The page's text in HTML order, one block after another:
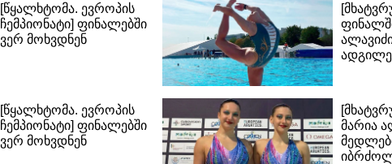
[წყალხტომა. ევროპის
ჩემპიონატი] ფინალებში
ვერ მოხვდნენ
[წყალხტომა. ევროპის
ჩემპიონატი] ფინალებში
ვერ მოხვდნენ
მარია